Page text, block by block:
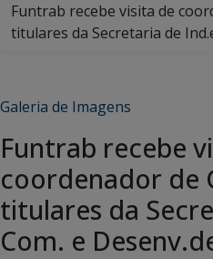
Funtrab recebe visita de
titulares da Secretaria de
Galeria de Imagens
Funtrab recebe
coordenador de
titulares da
Com. e